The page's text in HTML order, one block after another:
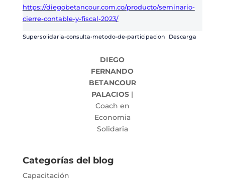
https://diegobetancour.com.co/producto/seminario-
cierre-contable-y-fiscal-2023/
Supersolidaria-consulta-metodo-de-participacion Descarga
DIEGO
FERNANDO
BETANCOUR
PALACIOS |
Coach en
Economia
Solidaria
Categorías del blog
Capacitación